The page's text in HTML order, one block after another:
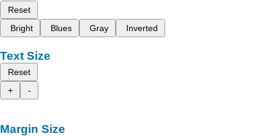
Reset
Bright
Blues Gray Inverted
Text Size
Reset
+
-
Margin Size